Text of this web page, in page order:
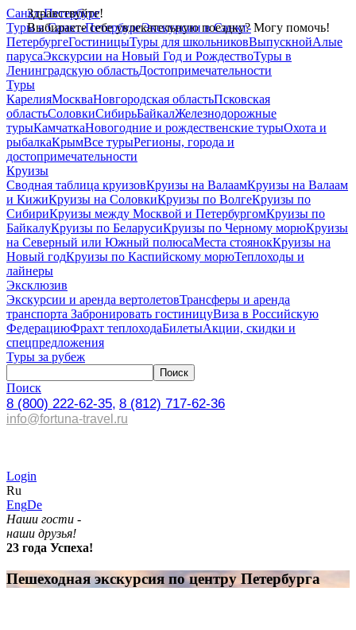
Здравствуйте!
Выбираете себе увлекательную поездку? Могу помочь!
Санкт-Петербург
Туры в Санкт-ПетербургЭкскурсии в Санкт-
ПетербургеГостиницыТуры для школьниковВыпускнойАлые
парусаЭкскурсии на Новый Год и РождествоТуры в
Ленинградскую областьДостопримечательности
Туры
КарелияМоскваНовгородская областьПсковская
областьСоловкиСибирьБайкалЖелезнодорожные
турыКамчаткаНовогодние и рождественские турыОхота и
рыбалкаКрымВсе турыРегионы, города и
достопримечательности
Круизы
Сводная таблица круизовКруизы на ВалаамКруизы на Валаам
и КижиКруизы на СоловкиКруизы по ВолгеКруизы по
СибириКруизы между Москвой и ПетербургомКруизы по
БайкалуКруизы по БеларусиКруизы по Черному морюКруизы
на Северный или Южный полюсаМеста стоянокКруизы на
Новый годКруизы по Каспийскому морюТеплоходы и
лайнеры
Эксклюзив
Экскурсии и аренда вертолетовТрансферы и аренда
транспорта Забронировать гостиницуВиза в Российскую
ФедерациюФрахт теплоходаБилетыАкции, скидки и
спецпредложения
Туры за рубеж
Поиск
8 (800) 222-62-35, 8 (812) 717-62-36
info@fortuna-travel.ru
Login
Ru
EngDe
Наши гости -
наши друзья!
23 года Успеха!
Пешеходная экскурсия по центру Петербурга